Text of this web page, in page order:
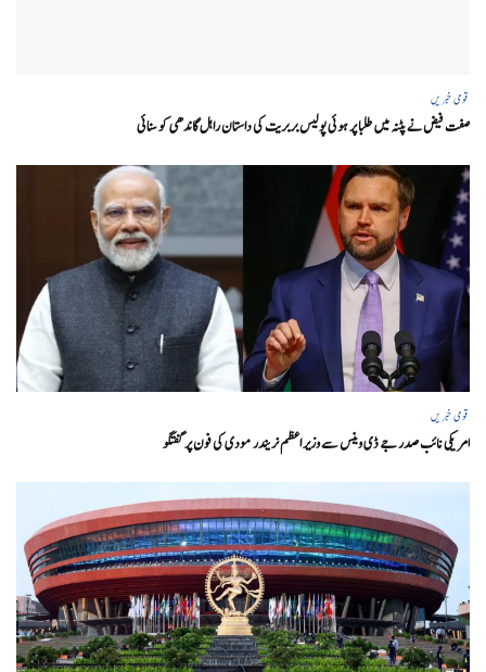
قومی خبریں
صفت فیض نے پٹنہ میں طلبا پر ہوئی پولیس بربریت کی داستان راہل گاندھی کو سنائی
قومی خبریں
امریکی نائب صدر جے ڈی وینس سے وزیر اعظم نریندر مودی کی فون پر گفتگو